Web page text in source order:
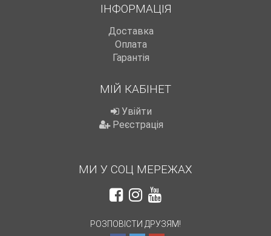
ІНФОРМАЦІЯ
Доставка
Оплата
Гарантія
МІЙ КАБІНЕТ
Увійти
Реєстрація
МИ У СОЦ МЕРЕЖАХ
РОЗПОВІСТИ ДРУЗЯМ!